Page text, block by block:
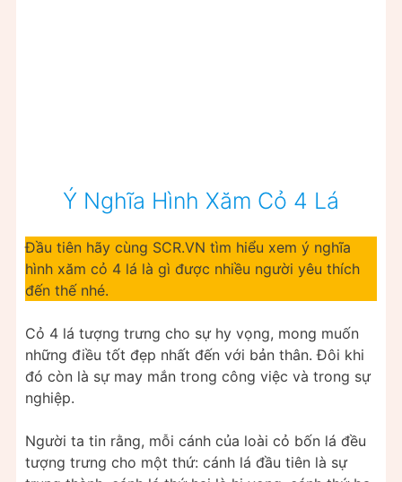
Ý Nghĩa Hình Xăm Cỏ 4 Lá
Đầu tiên hãy cùng SCR.VN tìm hiểu xem ý nghĩa
hình xăm cỏ 4 lá là gì được nhiều người yêu thích
đến thế nhé.
Cỏ 4 lá tượng trưng cho sự hy vọng, mong muốn
những điều tốt đẹp nhất đến với bản thân. Đôi khi
đó còn là sự may mắn trong công việc và trong sự
nghiệp.
Người ta tin rằng, mỗi cánh của loài cỏ bốn lá đều
tượng trưng cho một thứ: cánh lá đầu tiên là sự